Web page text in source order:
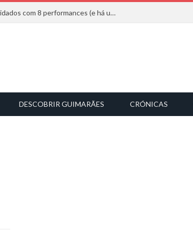
Mucho Flow alarga leque de convidados com 8 performances (e há uma saída)
DESCOBRIR GUIMARÃES CRÓNICAS